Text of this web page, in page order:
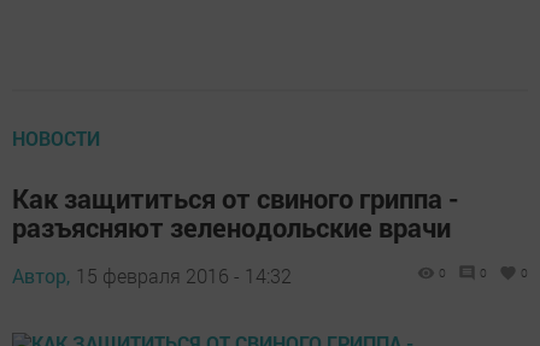
НОВОСТИ
Как защититься от свиного гриппа -
разъясняют зеленодольские врачи
Автор, 15 февраля 2016 - 14:32 0 0 0